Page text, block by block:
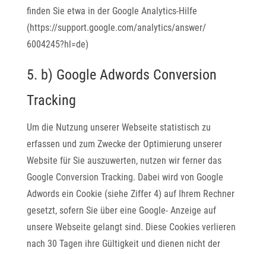
finden Sie etwa in der Google Analytics-Hilfe
(https://support.google.com/analytics/answer/
6004245?hl=de)
5. b) Google Adwords Conversion
Tracking
Um die Nutzung unserer Webseite statistisch zu
erfassen und zum Zwecke der Optimierung unserer
Website für Sie auszuwerten, nutzen wir ferner das
Google Conversion Tracking. Dabei wird von Google
Adwords ein Cookie (siehe Ziffer 4) auf Ihrem Rechner
gesetzt, sofern Sie über eine Google- Anzeige auf
unsere Webseite gelangt sind. Diese Cookies verlieren
nach 30 Tagen ihre Gültigkeit und dienen nicht der